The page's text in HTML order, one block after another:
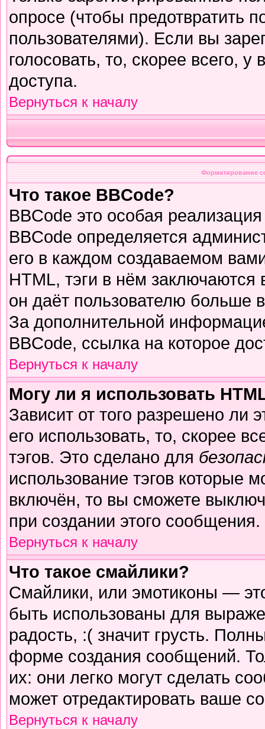
опросе (чтобы предотвратить
пользователями). Если вы
голосовать, то, скорее всего,
доступа.
Вернуться к началу
Форматирование
Что такое BBCode?
BBCode это особая
BBCode определяется
его в каждом создаваемом
HTML, тэги в нём
он даёт пользователю больше
За дополнительной
BBCode, ссылка на которое
Вернуться к началу
Могу ли я использовать
Зависит от того разрешено ли
его использовать, то, скорее
тэгов. Это сделано для
использование тэгов которые
включён, то вы сможете
при создании этого сообщения.
Вернуться к началу
Что такое смайлики?
Смайлики, или эмотиконы —
быть использованы для
радость, :( значит грусть.
форме создания сообщений.
их: они легко могут сделать
может отредактировать ваше
Вернуться к началу